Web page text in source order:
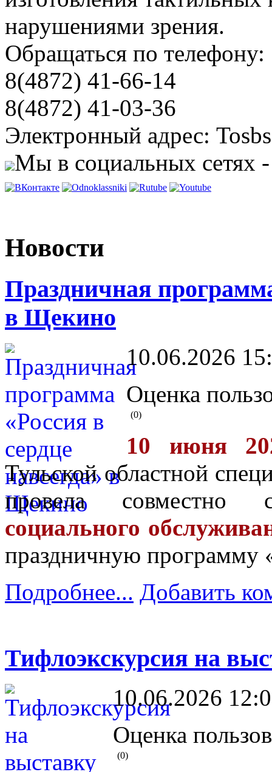
нарушениями зрения.
Обращаться по телефону:
8(4872) 41-66-14
8(4872) 41-03-36
Электронный адрес:
Мы в социальных сетях
Новости
Праздничная
в Щекино
10.06.2026
Оценка
(0)
10 июня
Тульской областной
провела
социального
праздничную программу
Подробнее... Добавить
Тифлоэкскурсия на
10.06.2026
Оценка
(0)